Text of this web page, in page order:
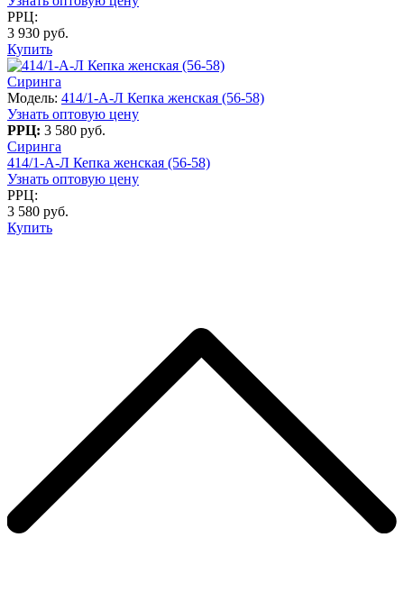
РРЦ:
3 930 руб.
Купить
Сиринга
Модель: 414/1-А-Л Кепка женская (56-58)
Узнать оптовую цену
РРЦ: 3 580 руб.
Сиринга
414/1-А-Л Кепка женская (56-58)
Узнать оптовую цену
РРЦ:
3 580 руб.
Купить